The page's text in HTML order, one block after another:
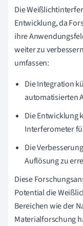
Die
Entwicklung, da
ihre
weiter zu
umfassen:
Die Integration
automatisierten
Die Entwicklung
Interferometer
Die
Auflösung zu
Diese
Potential die
Bereichen wie der
Materialforschung